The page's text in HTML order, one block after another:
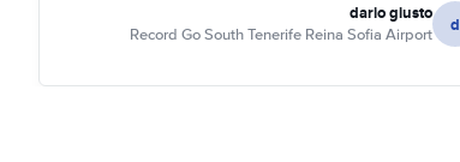
d
dario giusto
Record Go South Tenerife Reina Sofia Airport